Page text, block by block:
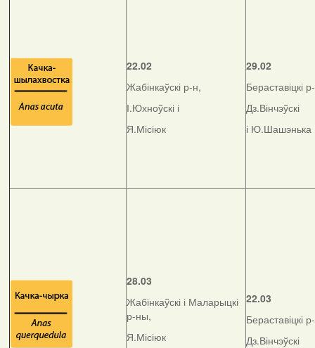
22.02
Жабінкаўскі р-н,
І.Юхноўскі і
Я.Місіюк
29.02
Бераставіцкі
Дз.Вінчэўскі
і Ю.Шашэнька
28.03
Жабінкаўскі і Маларыцкі
р-ны,
Я.Місіюк
22.03
Бераставіцкі
Дз.Вінчэўскі